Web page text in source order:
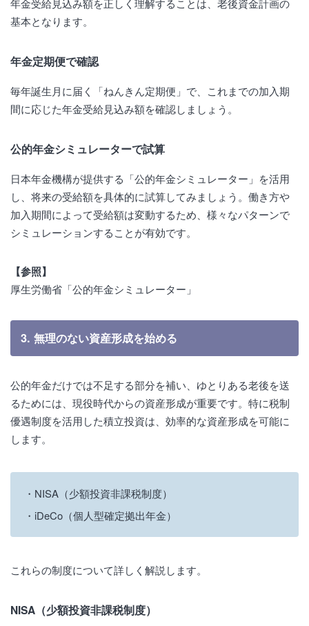
年金受給見込み額を正しく理解することは、老後資金計画の
基本となります。
年金定期便で確認
毎年誕生月に届く「ねんきん定期便」で、これまでの加入期
間に応じた年金受給見込み額を確認しましょう。
公的年金シミュレーターで試算
日本年金機構が提供する「公的年金シミュレーター」を活用
し、将来の受給額を具体的に試算してみましょう。働き方や
加入期間によって受給額は変動するため、様々なパターンで
シミュレーションすることが有効です。
【参照】
厚生労働省「公的年金シミュレーター」
3. 無理のない資産形成を始める
公的年金だけでは不足する部分を補い、ゆとりある老後を送
るためには、現役時代からの資産形成が重要です。特に税制
優遇制度を活用した積立投資は、効率的な資産形成を可能に
します。
NISA（少額投資非課税制度）
iDeCo（個人型確定拠出年金）
これらの制度について詳しく解説します。
NISA（少額投資非課税制度）